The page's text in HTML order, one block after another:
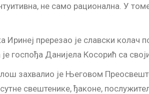
не само рационална. У
пререзао је славски колач
госпођа Данијела Косорић са
захвалио је Његовом
свештенике, ђаконе,